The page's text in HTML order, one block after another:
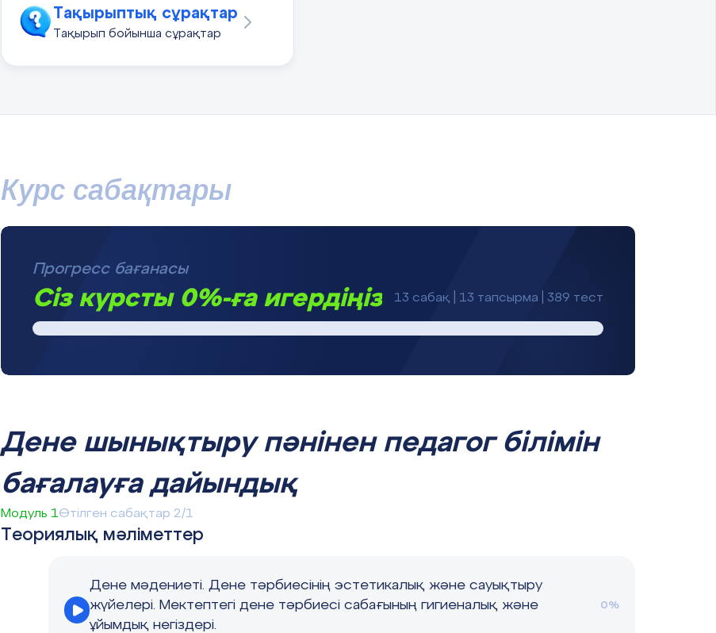
Тақырыптық сұрақтар
Тақырып бойынша сұрақтар
Курс сабақтары
Прогресс бағанасы
Сіз курсты 0%-ға игердіңіз 13 сабақ | 13 тапсырма | 389 тест
Дене шынықтыру пәнінен педагог білімін
бағалауға дайындық
Модуль 1Өтілген сабақтар 2/1
Теориялық мәліметтер
Дене мәдениеті. Дене тәрбиесінің эстетикалық және сауықтыру
жүйелері. Мектептегі дене тәрбиесі сабағының гигиеналық және
ұйымдық негіздері.
0%